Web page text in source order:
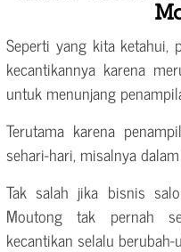
Seperti yang kita ketahui,
kecantikannya karena
untuk menunjang
Terutama karena
sehari-hari, misalnya
Tak salah jika bisnis
Moutong tak pernah
kecantikan selalu berubah-